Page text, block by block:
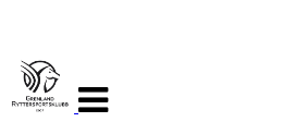
navigasjon